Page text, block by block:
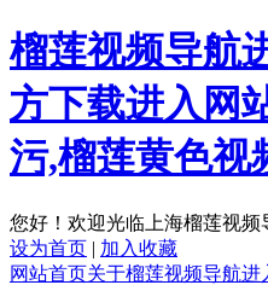
榴莲视频导航
方下载进入网
污,榴莲黄色视
您好！欢迎光临上海榴莲视频
设为首页 | 加入收藏
网站首页关于榴莲视频导航进